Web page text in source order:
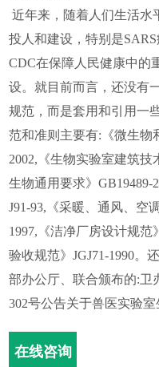
近年来，随着人们生活水
投人和建设，特别是
CDC在保障人民健康中的
设。就目前而言，还没有
规范，而是套用和引用一
范和准则主要有:《微生物
2002,《生物实验室建筑技
生物通用要求》GB19489-
J91-93,《采暖、通风、空
1997,《洁净厂房设计规范
验收规范》JGJ71-1990。
部办公厅、联合颁布的:卫
302号公告关于兽医实验
在线咨询